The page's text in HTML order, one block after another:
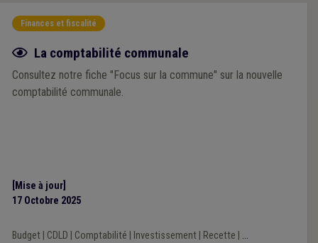
Finances et fiscalité
Fiche focus
La comptabilité communale
Consultez notre fiche "Focus sur la commune" sur la nouvelle
comptabilité communale.
[Mise à jour]
17 Octobre 2025
Budget| CDLD Comptabilité Investissement| Recette ...